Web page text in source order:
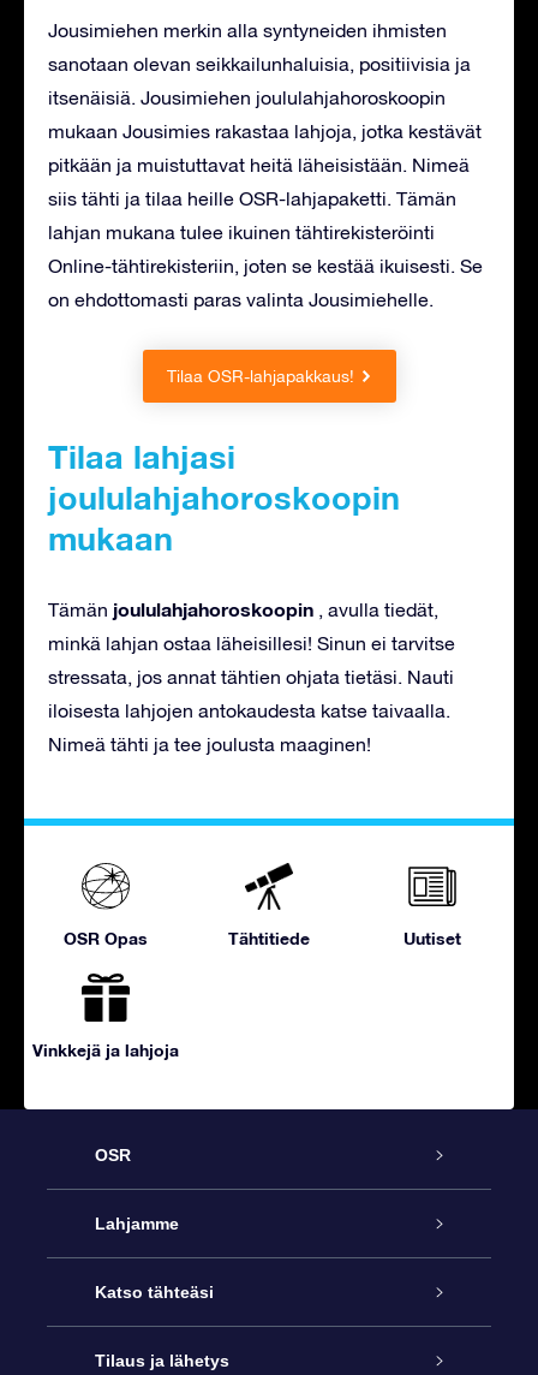
Jousimiehen merkin alla syntyneiden ihmisten
sanotaan olevan seikkailunhaluisia, positiivisia ja
itsenäisiä. Jousimiehen joululahjahoroskoopin
mukaan Jousimies rakastaa lahjoja, jotka kestävät
pitkään ja muistuttavat heitä läheisistään. Nimeä
siis tähti ja tilaa heille OSR-lahjapaketti. Tämän
lahjan mukana tulee ikuinen tähtirekisteröinti
Online-tähtirekisteriin, joten se kestää ikuisesti. Se
on ehdottomasti paras valinta Jousimiehelle.
Tilaa OSR-lahjapakkaus!
Tilaa lahjasi
joululahjahoroskoopin
mukaan
Tämän joululahjahoroskoopin , avulla tiedät,
minkä lahjan ostaa läheisillesi! Sinun ei tarvitse
stressata, jos annat tähtien ohjata tietäsi. Nauti
iloisesta lahjojen antokaudesta katse taivaalla.
Nimeä tähti ja tee joulusta maaginen!
OSR Opas Tähtitiede Uutiset
Vinkkejä ja lahjoja
OSR
Palvelu
Ota meihin yhteyttä
Blogi
Lahjamme
Online Star -lahja
OSR-lahjapakkaus
Katso tähteäsi
Star Register
Tilaus ja lähetys